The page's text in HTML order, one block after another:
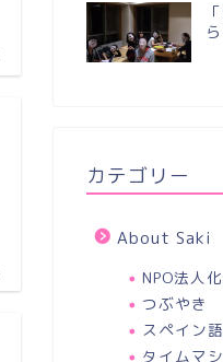
カテゴリー
About Saki
NPO法人
つぶやき
スペイン
タイムマ